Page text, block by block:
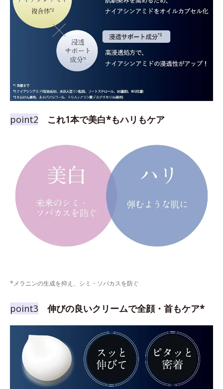
point2 これ1本で美白*もハリもケア
*メラニンの生成を抑え、シミ・ソバカスを防ぐ
point3 伸びの良いクリームで全顔・首もケア*